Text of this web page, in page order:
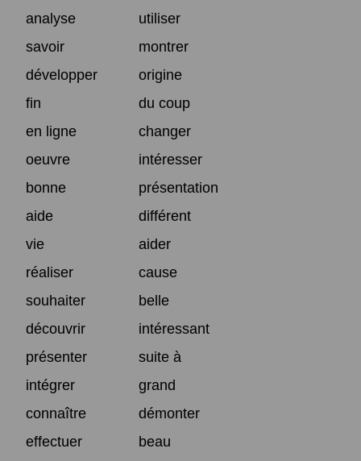
analyse
utiliser
savoir
montrer
développer
origine
fin
du coup
en ligne
changer
oeuvre
intéresser
bonne
présentation
aide
différent
vie
aider
réaliser
cause
souhaiter
belle
découvrir
intéressant
présenter
suite à
intégrer
grand
connaître
démonter
effectuer
beau